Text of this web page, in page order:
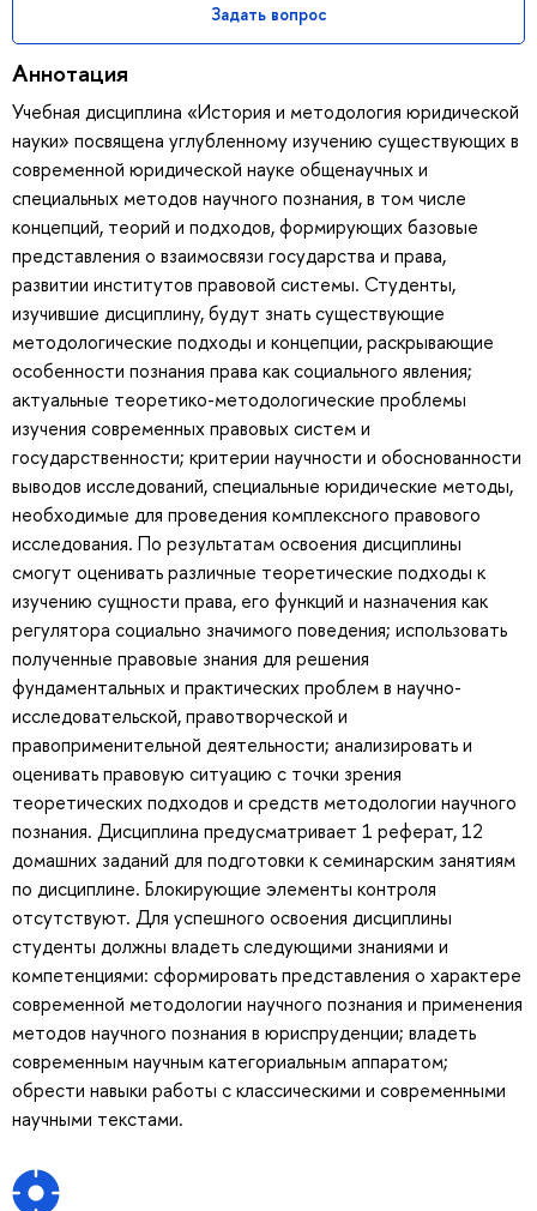
Задать вопрос
Аннотация
Учебная дисциплина «История и методология юридической
науки» посвящена углубленному изучению существующих в
современной юридической науке общенаучных и
специальных методов научного познания, в том числе
концепций, теорий и подходов, формирующих базовые
представления о взаимосвязи государства и права,
развитии институтов правовой системы. Студенты,
изучившие дисциплину, будут знать существующие
методологические подходы и концепции, раскрывающие
особенности познания права как социального явления;
актуальные теоретико-методологические проблемы
изучения современных правовых систем и
государственности; критерии научности и обоснованности
выводов исследований, специальные юридические методы,
необходимые для проведения комплексного правового
исследования. По результатам освоения дисциплины
смогут оценивать различные теоретические подходы к
изучению сущности права, его функций и назначения как
регулятора социально значимого поведения; использовать
полученные правовые знания для решения
фундаментальных и практических проблем в научно-
исследовательской, правотворческой и
правоприменительной деятельности; анализировать и
оценивать правовую ситуацию с точки зрения
теоретических подходов и средств методологии научного
познания. Дисциплина предусматривает 1 реферат, 12
домашних заданий для подготовки к семинарским занятиям
по дисциплине. Блокирующие элементы контроля
отсутствуют. Для успешного освоения дисциплины
студенты должны владеть следующими знаниями и
компетенциями: сформировать представления о характере
современной методологии научного познания и применения
методов научного познания в юриспруденции; владеть
современным научным категориальным аппаратом;
обрести навыки работы с классическими и современными
научными текстами.